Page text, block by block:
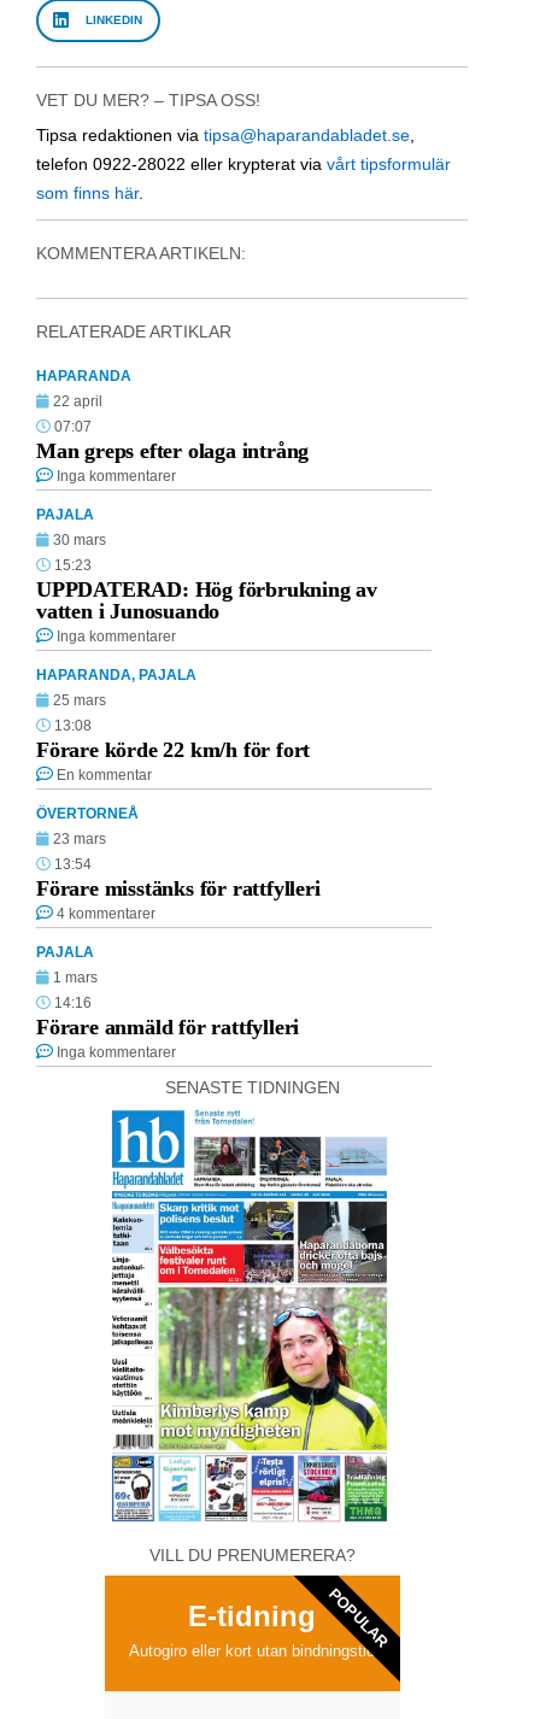
LINKEDIN
VET DU MER? – TIPSA OSS!
Tipsa redaktionen via tipsa@haparandabladet.se
telefon 0922-28022 eller krypterat via vårt tipsformulär
som finns här.
KOMMENTERA ARTIKELN:
RELATERADE ARTIKLAR
HAPARANDA
22 april
07:07
Man greps efter olaga intrång
Inga kommentarer
PAJALA
30 mars
15:23
UPPDATERAD: Hög förbrukning av
vatten i Junosuando
Inga kommentarer
HAPARANDA, PAJALA
25 mars
13:08
Förare körde 22 km/h för fort
En kommentar
ÖVERTORNEÅ
23 mars
13:54
Förare misstänks för rattfylleri
4 kommentarer
PAJALA
1 mars
14:16
Förare anmäld för rattfylleri
Inga kommentarer
SENASTE TIDNINGEN
VILL DU PRENUMERERA?
E-tidning
Autogiro eller kort utan bindningstid
POPULAR